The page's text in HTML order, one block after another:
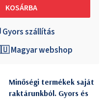
KOSÁRBA
Gyors szállítás
Magyar webshop
Minőségi termékek saját
raktárunkból. Gyors és